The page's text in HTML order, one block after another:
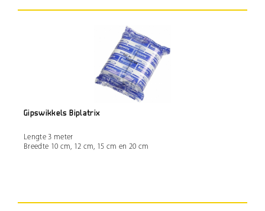
Gipswikkels Biplatrix
Lengte 3 meter
Breedte 10 cm, 12 cm, 15 cm en 20 cm